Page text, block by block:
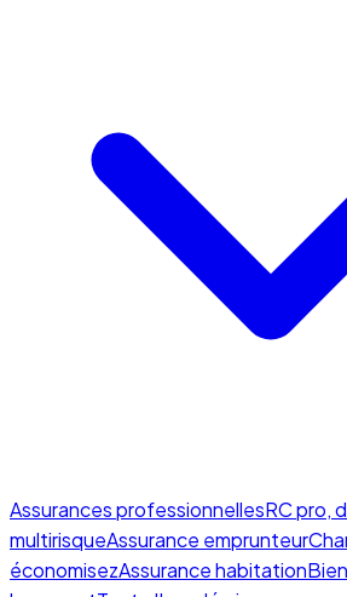
Assurances professionnellesRC pro,
multirisqueAssurance emprunteur
économisezAssurance habitation